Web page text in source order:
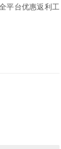
平台优惠返利工